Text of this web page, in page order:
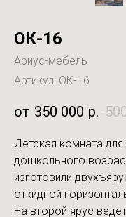
ОК-16
Ариус-мебель
Артикул: ОК-16
350 000 р.
Детская комната
дошкольного
изготовили
откидной
На второй ярус